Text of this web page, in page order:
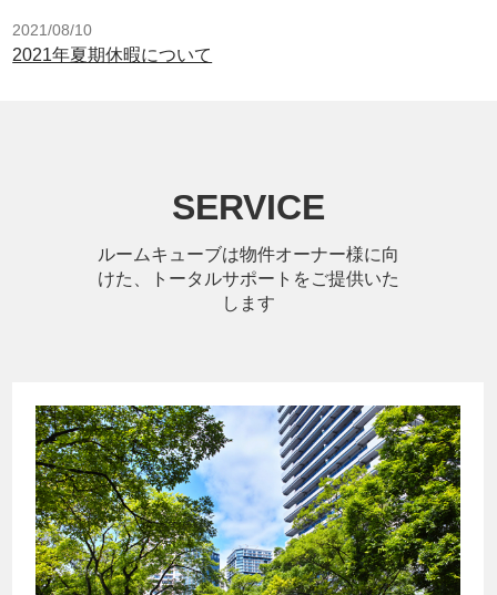
2021/08/10
2021年夏期休暇について
SERVICE
ルームキューブは物件オーナー様に向
けた、トータルサポートをご提供いた
します